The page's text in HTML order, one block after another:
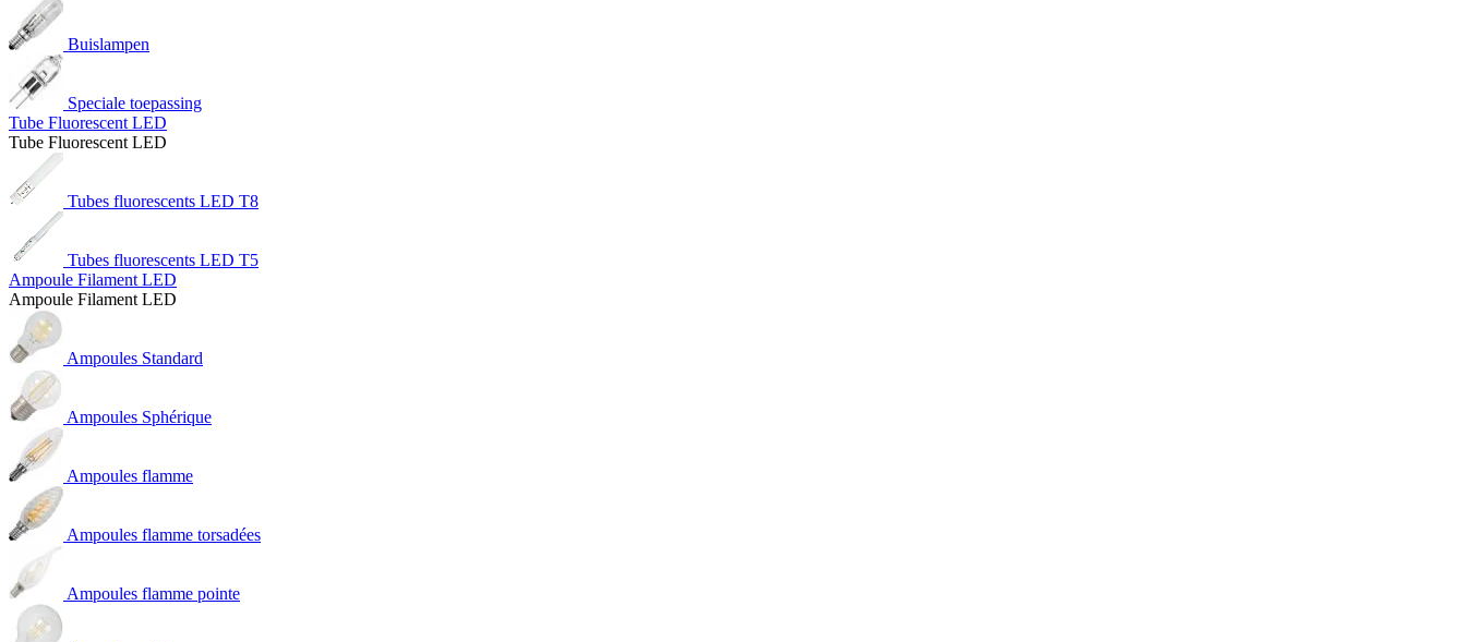
Buislampen
Speciale toepassing
Tube Fluorescent LED
Tube Fluorescent LED
Tubes fluorescents LED T8
Tubes fluorescents LED T5
Ampoule Filament LED
Ampoule Filament LED
Ampoules Standard
Ampoules Sphérique
Ampoules flamme
Ampoules flamme torsadées
Ampoules flamme pointe